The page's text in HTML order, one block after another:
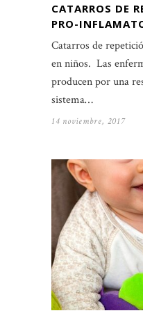
CATARROS DE
PRO-
Catarros de
en niños. Las
producen por una
sistema…
14 noviembre, 2017